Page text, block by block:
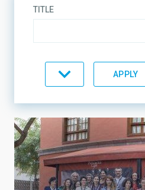
TITLE
LINES OF RESEARCH
LINES OF INSTRUMENTATION